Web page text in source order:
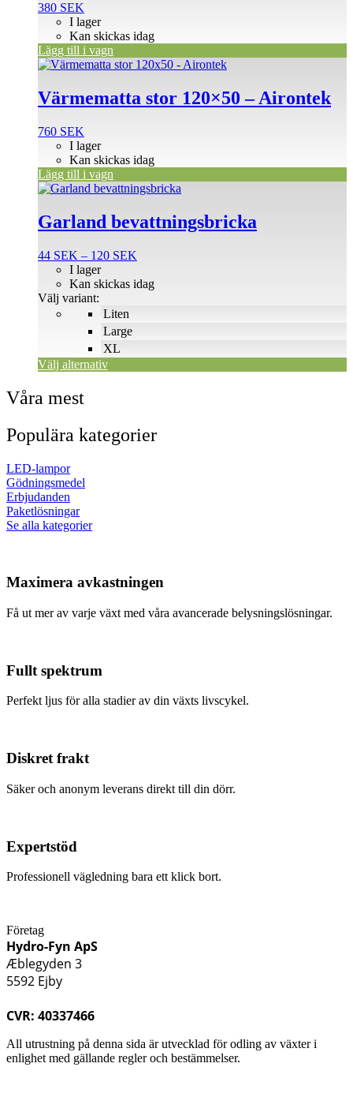
380 SEK
I lager
Kan skickas idag
Lägg till i vagn
Värmematta stor 120×50 – Airontek
760 SEK
I lager
Kan skickas idag
Lägg till i vagn
Garland bevattningsbricka
44 SEK – 120 SEK
till
Liten
Large
XL
I lager
Kan skickas idag
Välj variant:
Välj alternativ
Den
produkten
har
varianter.
olika
alternativen
produktsidan
Våra mest
Populära kategorier
LED-lampor
Gödningsmedel
Erbjudanden
Paketlösningar
Se alla kategorier
Maximera avkastningen
Få ut mer av varje växt med våra avancerade belysningslösningar.
Fullt spektrum
Perfekt ljus för alla stadier av din växts livscykel.
Diskret frakt
Säker och anonym leverans direkt till din dörr.
Expertstöd
Professionell vägledning bara ett klick bort.
Företag
Hydro-Fyn ApS
Æblegyden 3
5592 Ejby
CVR: 40337466
All utrustning på denna sida är utvecklad för odling av växter i
enlighet med gällande regler och bestämmelser.